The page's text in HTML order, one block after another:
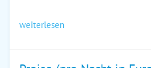
weiterlesen